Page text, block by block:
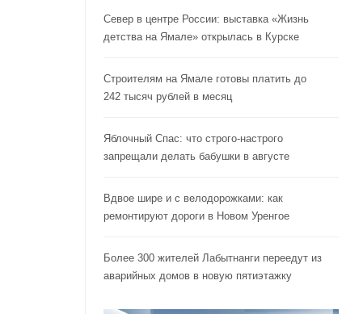
Север в центре России: выставка «Жизнь
детства на Ямале» открылась в Курске
Строителям на Ямале готовы платить до
242 тысяч рублей в месяц
Яблочный Спас: что строго-настрого
запрещали делать бабушки в августе
Вдвое шире и с велодорожками: как
ремонтируют дороги в Новом Уренгое
Более 300 жителей Лабытнанги переедут из
аварийных домов в новую пятиэтажку